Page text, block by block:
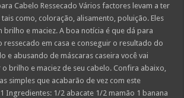
Cabelo Ressecado Vários factores levam a ter
como, coloração, alisamento, poluição. Eles
brilho e maciez. A boa notícia é que dá para
ressecado em casa e conseguir o resultado do
e abusando de máscaras caseira você vai
brilho e maciez de seu cabelo. Confira abaixo,
simples que acabarão de vez com este
Ingredientes: 1/2 abacate 1/2 mamão 1 banana